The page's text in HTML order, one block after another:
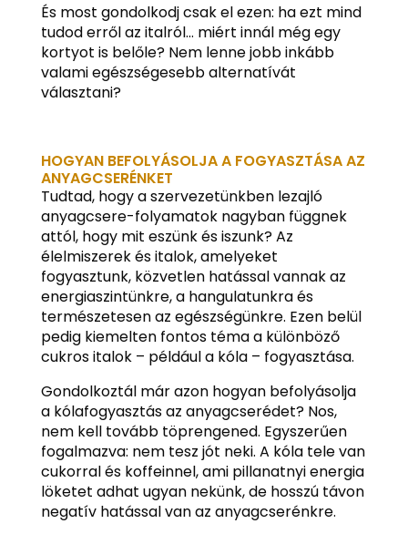
És most gondolkodj csak el ezen: ha ezt mind
tudod erről az italról… miért innál még egy
kortyot is belőle? Nem lenne jobb inkább
valami egészségesebb alternatívát
választani?
HOGYAN BEFOLYÁSOLJA A FOGYASZTÁSA AZ
ANYAGCSERÉNKET
Tudtad, hogy a szervezetünkben lezajló
anyagcsere-folyamatok nagyban függnek
attól, hogy mit eszünk és iszunk? Az
élelmiszerek és italok, amelyeket
fogyasztunk, közvetlen hatással vannak az
energiaszintünkre, a hangulatunkra és
természetesen az egészségünkre. Ezen belül
pedig kiemelten fontos téma a különböző
cukros italok – például a kóla – fogyasztása.
Gondolkoztál már azon hogyan befolyásolja
a kólafogyasztás az anyagcserédet? Nos,
nem kell tovább töprengened. Egyszerűen
fogalmazva: nem tesz jót neki. A kóla tele van
cukorral és koffeinnel, ami pillanatnyi energia
löketet adhat ugyan nekünk, de hosszú távon
negatív hatással van az anyagcserénkre.